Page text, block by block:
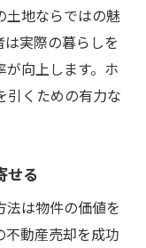
土地ならではの魅
実際の暮らしを
向上します。ホ
引くための有力な
せる
法は物件の価値を
不動産売却を成功